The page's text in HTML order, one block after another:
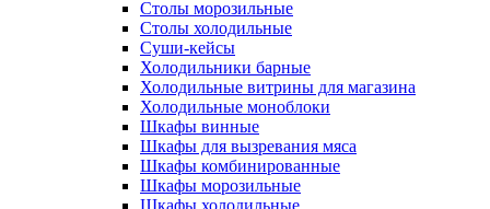
Столы морозильные
Столы холодильные
Суши-кейсы
Холодильники барные
Холодильные витрины для магазина
Холодильные моноблоки
Шкафы винные
Шкафы для вызревания мяса
Шкафы комбинированные
Шкафы морозильные
Шкафы холодильные